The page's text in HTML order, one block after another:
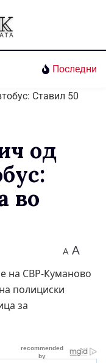
Последни
од
во
A A
на СВР-Куманово
полициски
за